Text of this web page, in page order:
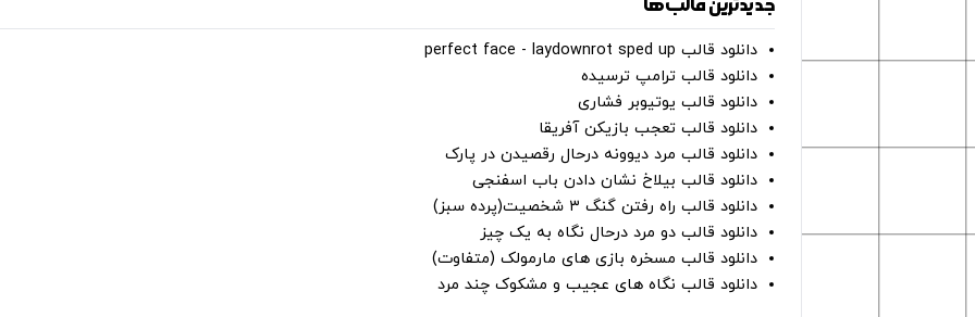
دانلود قالب perfect face - laydownrot sped up
دانلود قالب ترامپ ترسیده
دانلود قالب یوتیوبر فشاری
دانلود قالب تعجب بازیکن آفریقا
دانلود قالب مرد دیوونه درحال رقصیدن در پارک
دانلود قالب بیلاخ نشان دادن باب اسفنجی
دانلود قالب راه رفتن گنگ ۳ شخصیت(پرده سبز)
دانلود قالب دو مرد درحال نگاه به یک چیز
دانلود قالب مسخره بازی های مارمولک (متفاوت)
دانلود قالب نگاه های عجیب و مشکوک چند مرد